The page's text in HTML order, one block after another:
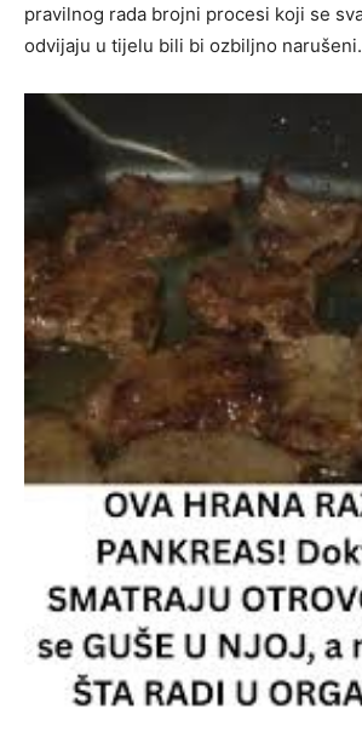
pravilnog rada brojni procesi koji se
odvijaju u tijelu bili bi ozbiljno narušeni.